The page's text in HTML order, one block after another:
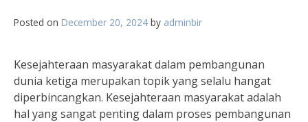
Posted on December 20, 2024 by adminbir
Kesejahteraan masyarakat dalam pembangunan
dunia ketiga merupakan topik yang selalu hangat
diperbincangkan. Kesejahteraan masyarakat adalah
hal yang sangat penting dalam proses pembangunan